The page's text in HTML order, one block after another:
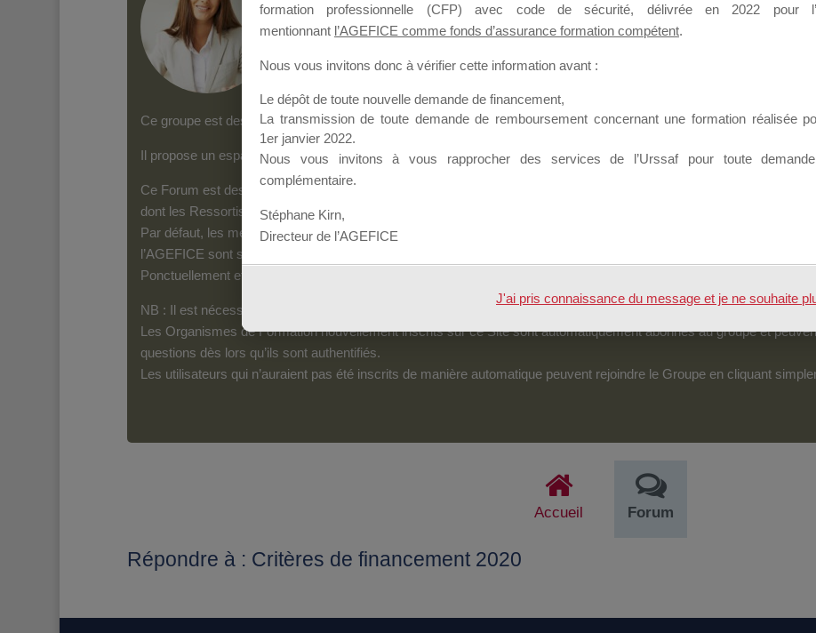
Ce groupe est destiné aux Organismes de formation. Il accueille également les Conseillers salariés de l’AGEFICE
Il propose un espace forum, sur lequel il est possible de laisser un message ou poser vos questions concernant les
Ce Forum est destiné aux Organismes de formation qui ont besoin de renseignements sur l’AGEFICE et sur les
dont les Ressortissants de l’AGEFICE peuvent éventuellement bénéficier.
Par défaut, les messages qui sont postés sur cet espace sont considérés comme étant des messages
l’AGEFICE sont susceptibles d’en lire le contenu.
Ponctuellement et pour les messages qui s’avéreraient d’une particulière pertinence, certains des échanges
NB : Il est nécessaire d’être inscrit(e) pour pouvoir accéder et intervenir sur cet espace.
Les Organismes de Formation nouvellement inscrits sur ce Site sont automatiquement abonnés au groupe et
questions dès lors qu’ils sont authentifiés.
Les utilisateurs qui n’auraient pas été inscrits de manière automatique peuvent rejoindre le Groupe en cliquant
Accueil Forum
Répondre à : Critères de financement 2020
formation professionnelle (CFP) avec code de sécurité, délivrée en 2022 pour
mentionnant l’AGEFICE comme fonds d’assurance formation compétent.
Nous vous invitons donc à vérifier cette information avant :
Le dépôt de toute nouvelle demande de financement,
La transmission de toute demande de remboursement concernant une formation réalisée
1er janvier 2022.
Nous vous invitons à vous rapprocher des services de l’Urssaf pour toute
complémentaire.
Stéphane Kirn,
Directeur de l’AGEFICE
J'ai pris connaissance du message et je ne souhaite